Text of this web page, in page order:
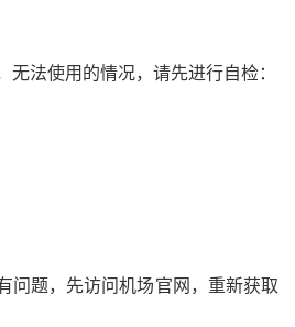
法使用的情况，请先进行自检：
问题，先访问机场官网，重新获取